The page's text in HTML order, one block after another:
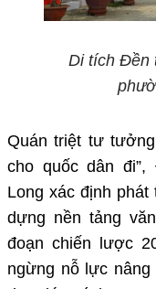
Di tích Đền
Quán triệt tư
cho quốc dân
Long xác định
dựng nền tảng
đoạn chiến lược
ngừng nỗ lực